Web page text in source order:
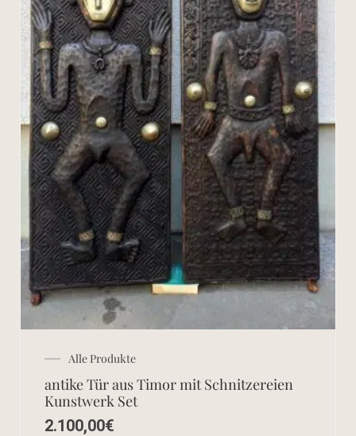
Alle Produkte
antike Tür aus Timor mit Schnitzereien
Kunstwerk Set
2.100,00€